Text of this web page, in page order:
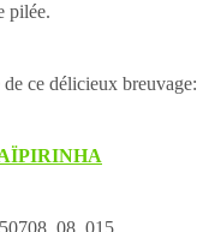
pilée.
ce délicieux breuvage: